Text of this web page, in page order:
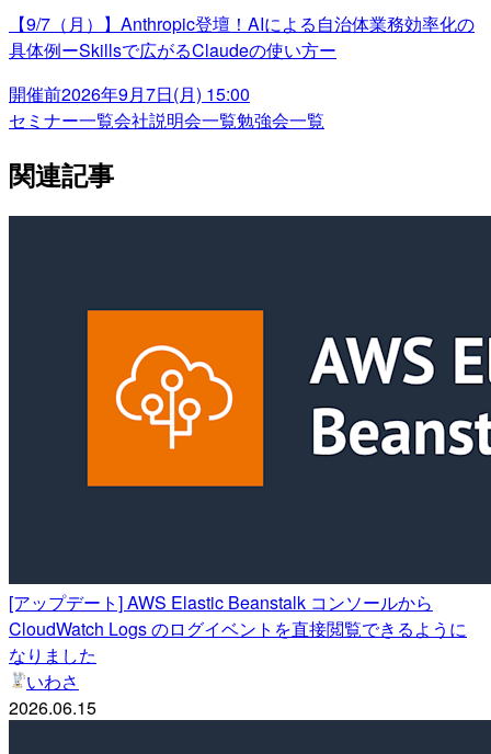
【9/7（月）】Anthropic登壇！AIによる自治体業務効率化の
具体例ーSkillsで広がるClaudeの使い方ー
開催前2026年9月7日(月) 15:00
セミナー一覧会社説明会一覧勉強会一覧
関連記事
[アップデート] AWS Elastic Beanstalk コンソールから
CloudWatch Logs のログイベントを直接閲覧できるように
なりました
いわさ
2026.06.15